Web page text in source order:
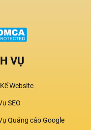
VỤ
Website
SEO
Quảng cáo Google